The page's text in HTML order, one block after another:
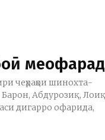
меофарад
чеҳраҳои шинохта-
Абдурозиқ,
дигарро офарида,